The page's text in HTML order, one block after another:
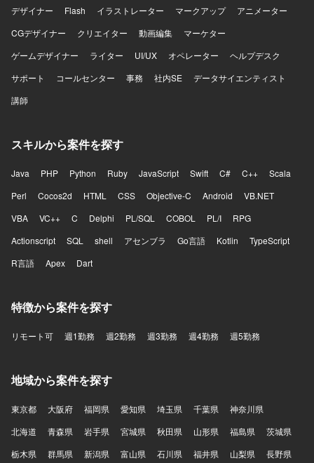
デザイナー
Flash イラストレーター マークアップ
アニメーター
CGデザイナー
クリエイター 動画編集
マーケター
ゲームデザイナー
ライター UI/UX オペレーター
ヘルプデスク
サポート
コールセンター 事務 社内SE
データサイエンティスト
講師
スキルから案件を探す
Java PHP Python Ruby JavaScript Swift C# C++
Scala
Perl
Cocos2d HTML CSS Objective-C Android
VB.NET
VBA
VC++ C Delphi PL/SQL COBOL PL/I
RPG
Actionscript
SQL shell アセンブラ Go言語 Kotlin
TypeScript
R言語
Apex Dart
特徴から案件を探す
リモート可 週1勤務 週2勤務 週3勤務 週4勤務 週5勤務
地域から案件を探す
東京都 大阪府 福岡県 愛知県 埼玉県 千葉県
神奈川県
北海道
青森県 岩手県 宮城県 秋田県 山形県 福島県
茨城県
栃木県
群馬県 新潟県 富山県 石川県 福井県 山梨県 長野県